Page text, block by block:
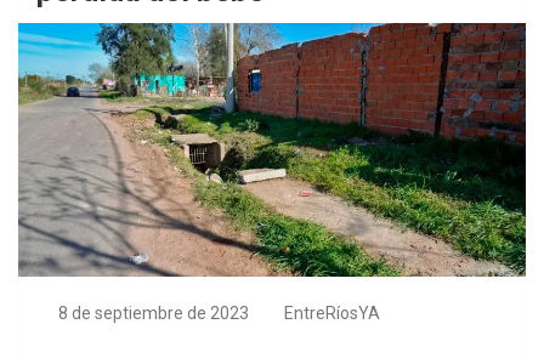
8 de septiembre de 2023 EntreRíosYA